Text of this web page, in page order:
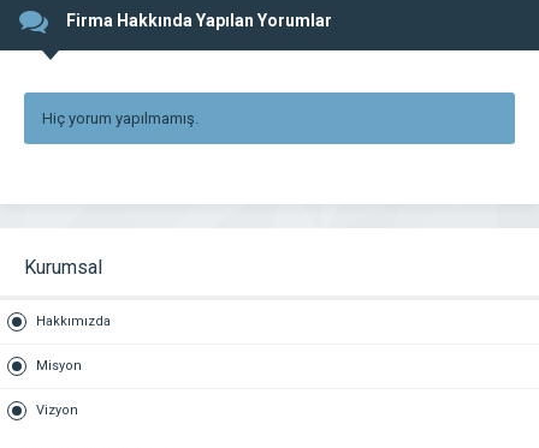
Firma Hakkında Yapılan Yorumlar
Hiç yorum yapılmamış.
Kurumsal
Hakkımızda
Misyon
Vizyon